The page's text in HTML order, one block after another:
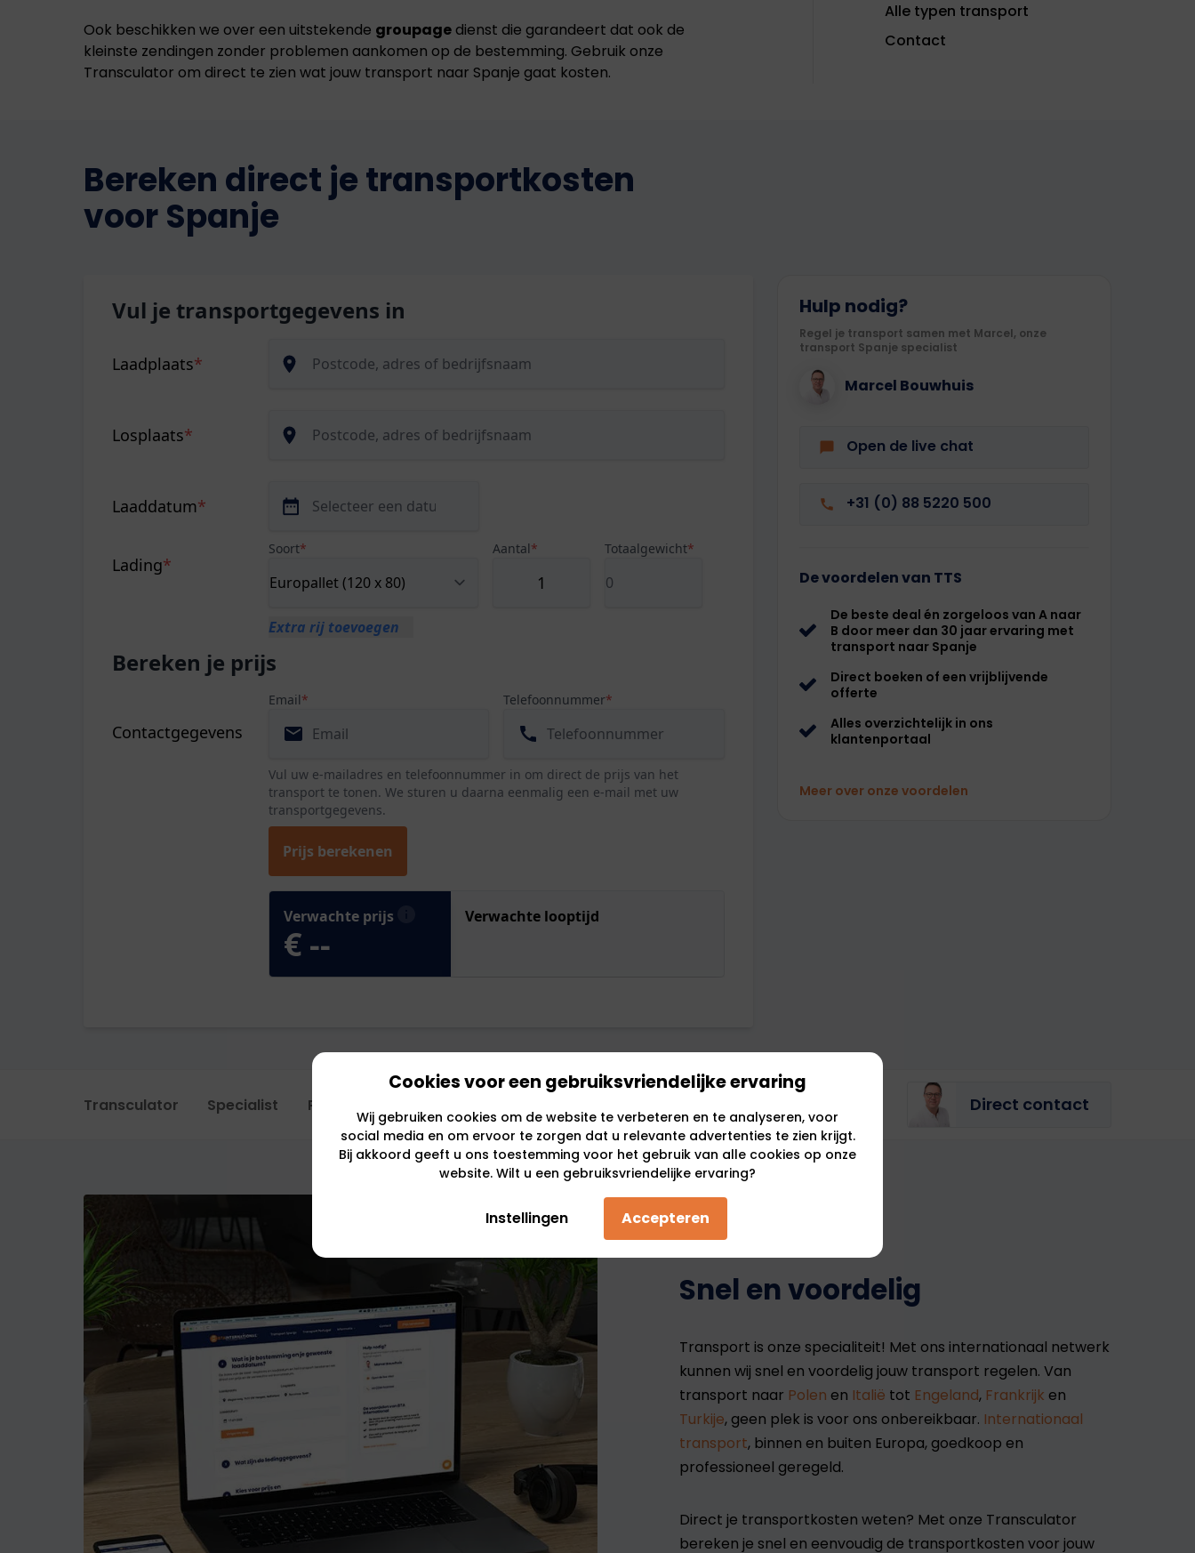
Ook beschikken we over een uitstekende groupage dienst die garandeert dat ook de
kleinste zendingen zonder problemen aankomen op de bestemming. Gebruik onze
Transculator om direct te zien wat jouw transport naar Spanje gaat kosten.
Alle typen transport
Contact
Bereken direct je transportkosten
voor Spanje
Hulp nodig?
Regel je transport samen met Marcel, onze
transport Spanje specialist
Marcel Bouwhuis
Open de live chat
+31 (0) 88 5220 500
De voordelen van TTS
De beste deal én zorgeloos van A naar
B door meer dan 30 jaar ervaring met
transport naar Spanje
Direct boeken of een vrijblijvende
offerte
Alles overzichtelijk in ons
klantenportaal
Meer over onze voordelen
Transculator Specialist Portal Direct contact
Snel en voordelig
Transport is onze specialiteit! Met ons internationaal netwerk
kunnen wij snel en voordelig jouw transport regelen. Van
transport naar Polen en Italië tot Engeland, Frankrijk en
Turkije, geen plek is voor ons onbereikbaar. Internationaal
transport, binnen en buiten Europa, goedkoop en
professioneel geregeld.
Direct je transportkosten weten? Met onze Transculator
bereken je snel en eenvoudig de transportkosten voor jouw
Cookies voor een gebruiksvriendelijke ervaring
Wij gebruiken cookies om de website te verbeteren en te analyseren, voor
social media en om ervoor te zorgen dat u relevante advertenties te zien krijgt.
Bij akkoord geeft u ons toestemming voor het gebruik van alle cookies op onze
website. Wilt u een gebruiksvriendelijke ervaring?
Instellingen Accepteren